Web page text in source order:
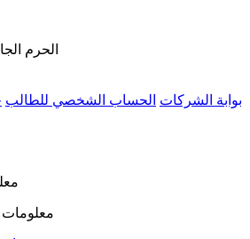
الحرم
بوابة الشركات الحساب الشخصي للطالب